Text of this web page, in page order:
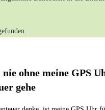
ohne meine GPS
gehe